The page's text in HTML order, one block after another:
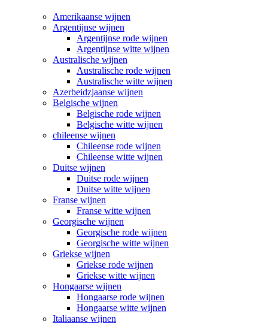
Amerikaanse wijnen
Argentijnse wijnen
Argentijnse rode wijnen
Argentijnse witte wijnen
Australische wijnen
Australische rode wijnen
Australische witte wijnen
Azerbeidzjaanse wijnen
Belgische wijnen
Belgische rode wijnen
Belgische witte wijnen
chileense wijnen
Chileense rode wijnen
Chileense witte wijnen
Duitse wijnen
Duitse rode wijnen
Duitse witte wijnen
Franse wijnen
Franse witte wijnen
Georgische wijnen
Georgische rode wijnen
Georgische witte wijnen
Griekse wijnen
Griekse rode wijnen
Griekse witte wijnen
Hongaarse wijnen
Hongaarse rode wijnen
Hongaarse witte wijnen
Italiaanse wijnen